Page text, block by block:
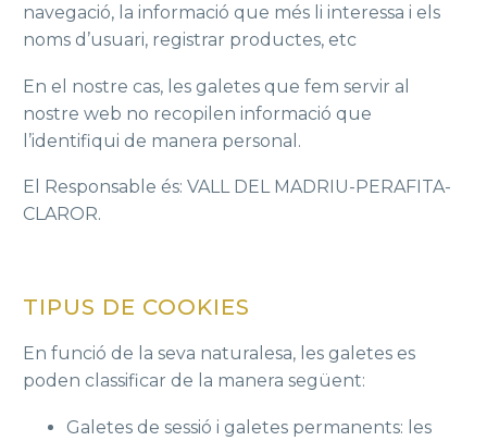
navegació, la informació que més li interessa i els
noms d’usuari, registrar productes, etc
En el nostre cas, les galetes que fem servir al
nostre web no recopilen informació que
l’identifiqui de manera personal.
El Responsable és: VALL DEL MADRIU-PERAFITA-
CLAROR.
TIPUS DE COOKIES
En funció de la seva naturalesa, les galetes es
poden classificar de la manera següent:
Galetes de sessió i galetes permanents: les